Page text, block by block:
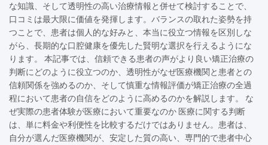
な知識、そして透明性の高い治療情報と併せて検討することで、
口コミは最大限に価値を発揮します。バランスの取れた姿勢を持
つことで、患者は個人的な好みと、本当に役立つ情報を区別しな
がら、長期的な口腔健康を優先した賢明な選択を行えるようにな
ります。 本記事では、信頼できる患者の声がより良い矯正治療の
判断にどのように役立つのか、透明性がなぜ医療機関と患者との
信頼関係を強めるのか、そして慎重な情報評価が矯正治療の全過
程において患者の自信をどのように高めるのかを解説します。 な
ぜ実際の患者体験が医療において重要なのか 医療に関する判断
は、単に料金や利便性を比較するだけではありません。患者は、
自分が選んだ医療機関が、安定した質の高い、専門的で患者中心